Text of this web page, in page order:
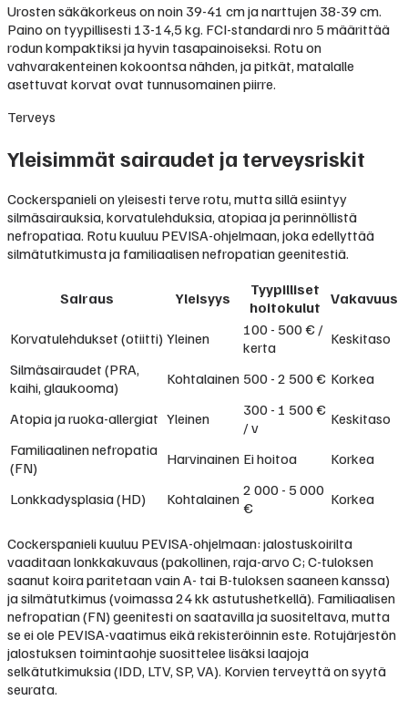
Urosten säkäkorkeus on noin 39-41 cm ja narttujen 38-39 cm.
Paino on tyypillisesti 13-14,5 kg. FCI-standardi nro 5 määrittää
rodun kompaktiksi ja hyvin tasapainoiseksi. Rotu on
vahvarakenteinen kokoontsa nähden, ja pitkät, matalalle
asettuvat korvat ovat tunnusomainen piirre.
Terveys
Yleisimmät sairaudet ja terveysriskit
Cockerspanieli on yleisesti terve rotu, mutta sillä esiintyy
silmäsairauksia, korvatulehduksia, atopiaa ja perinnöllistä
nefropatiaa. Rotu kuuluu PEVISA-ohjelmaan, joka edellyttää
silmätutkimusta ja familiaalisen nefropatian geenitestiä.
Sairaus Yleisyys
Tyypilliset
hoitokulut Vakavuus
Korvatulehdukset (otiitti) Yleinen
100 - 500 € /
kerta
Keskitaso
Silmäsairaudet (PRA,
kaihi, glaukooma)
Kohtalainen 500 - 2 500 € Korkea
Atopia ja ruoka-allergiat Yleinen
300 - 1 500 €
/ v
Keskitaso
Familiaalinen nefropatia
(FN)
Harvinainen Ei hoitoa Korkea
Lonkkadysplasia (HD) Kohtalainen 2 000 - 5 000
€
Korkea
Cockerspanieli kuuluu PEVISA-ohjelmaan: jalostuskoirilta
vaaditaan lonkkakuvaus (pakollinen, raja-arvo C; C-tuloksen
saanut koira paritetaan vain A- tai B-tuloksen saaneen kanssa)
ja silmätutkimus (voimassa 24 kk astutushetkellä). Familiaalisen
nefropatian (FN) geenitesti on saatavilla ja suositeltava, mutta
se ei ole PEVISA-vaatimus eikä rekisteröinnin este. Rotujärjestön
jalostuksen toimintaohje suosittelee lisäksi laajoja
selkätutkimuksia (IDD, LTV, SP, VA). Korvien terveyttä on syytä
seurata.